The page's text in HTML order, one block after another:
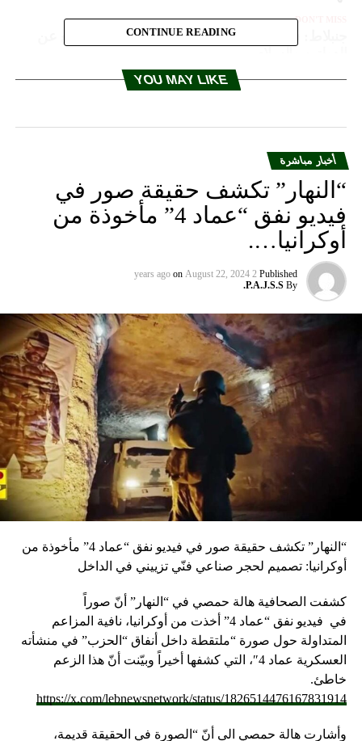
DON'T MISS
جنبلاط: في عيد الاضحى يغيب اوري افناري المدافع عن
CONTINUE READING
YOU MAY LIKE
أخبار مباشرة
“النهار” تكشف حقيقة صور في
فيديو نفق “عماد 4” مأخوذة من
أوكرانيا….
Published
2 years ago
on August 22, 2024
By
P.A.J.S.S.
“النهار” تكشف حقيقة صور في فيديو نفق “عماد 4” مأخوذة من
أوكرانيا: تصميم لحجر صناعي فنّي تزييني في الداخل
كشفت الصحافية هالة حمصي في “النهار” أنّ صوراً
في فيديو
نفق “عماد 4” أخذت من أوكرانيا، نافية المزاعم
المتداولة حول صورة “ملتقطة داخل أنفاق “الحزب” في منشأته
العسكرية عماد 4″، التي كشفها أخيراً وبيّنت أنّ هذا الزعم
خاطئ.
https://x.com/lebnewsnetwork/status/1826514476167831914
وأشارت هالة حمصي الى أنّ “الصورة في الحقيقة قديمة،